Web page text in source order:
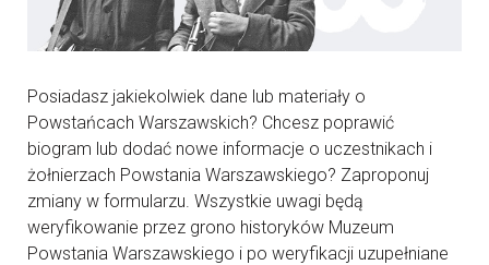
Posiadasz jakiekolwiek dane lub materiały o
Powstańcach Warszawskich? Chcesz poprawić
biogram lub dodać nowe informacje o uczestnikach i
żołnierzach Powstania Warszawskiego? Zaproponuj
zmiany w formularzu. Wszystkie uwagi będą
weryfikowanie przez grono historyków Muzeum
Powstania Warszawskiego i po weryfikacji uzupełniane